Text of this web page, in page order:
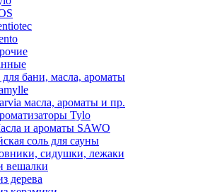
бани, масла, ароматы
масла, ароматы и пр.
Tylo
и ароматы SAWO
соль для сауны
сидушки, лежаки
вешалки
дерева